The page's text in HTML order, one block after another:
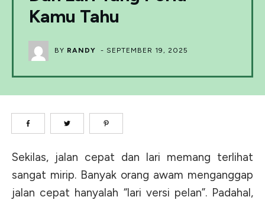
Kamu Tahu
BY RANDY - SEPTEMBER 19, 2025
Sekilas, jalan cepat dan lari memang terlihat
sangat mirip. Banyak orang awam menganggap
jalan cepat hanyalah “lari versi pelan”. Padahal,